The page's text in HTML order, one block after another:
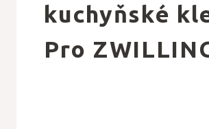
kuchyňské
Pro